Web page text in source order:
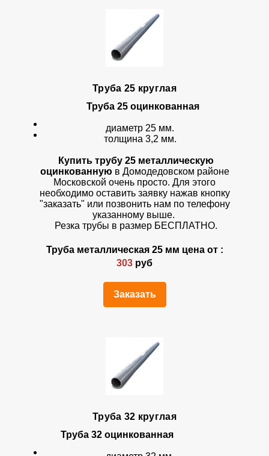
Труба 25 круглая
Труба 25 оцинкованная
диаметр 25 мм.
толщина 3,2 мм.
Купить трубу 25 металлическую
оцинкованную в Домодедовском районе
Московской очень просто. Для этого
необходимо оставить заявку нажав кнопку
"заказать" или позвонить нам по телефону
указанному выше.
Резка трубы в размер БЕСПЛАТНО.
Труба металлическая 25 мм цена от :
303 руб
Заказать
Труба 32 круглая
Труба 32 оцинкованная